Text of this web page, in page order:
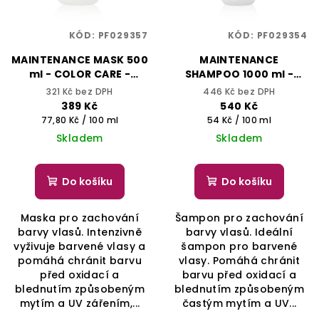
MAINTENANCE MASK 500
ml - COLOR CARE -
YELLOW PROFESSIONAL
321 Kč bez DPH
389 Kč
Měrná
cena:
77,80 Kč / 100 ml
Skladem
Do košíku
Maska pro zachování
barvy vlasů. Intenzivně
vyživuje barvené vlasy a
pomáhá chránit barvu
před oxidací a
blednutím způsobeným
mytím a UV zářením,...
KÓD: PF029357
MAINTENANCE
SHAMPOO 1000 ml -
COLOR CARE - YELLOW
PROFESSIONAL
446 Kč bez DPH
540 Kč
Měrná
cena:
54 Kč / 100 ml
Skladem
Do košíku
Šampon pro zachování
barvy vlasů. Ideální
šampon pro barvené
vlasy. Pomáhá chránit
barvu před oxidací a
blednutím způsobeným
častým mytím a UV...
KÓD: PF029354